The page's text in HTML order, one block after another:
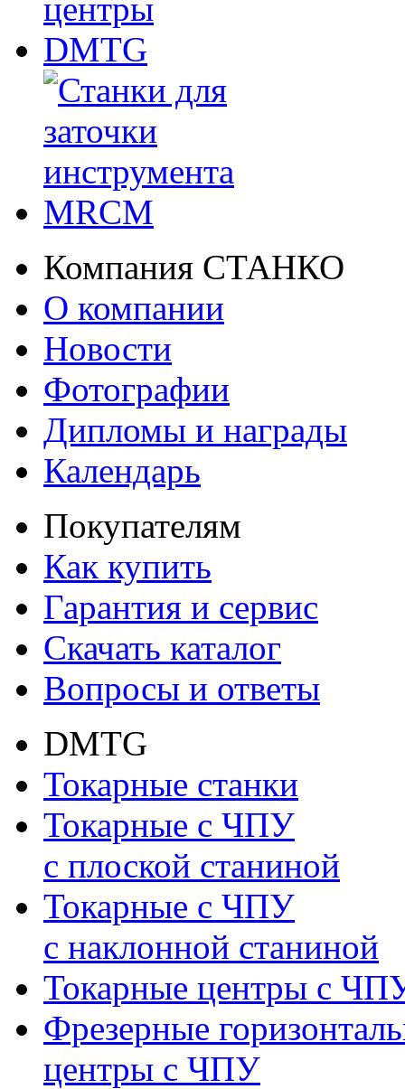
Компания СТАНКО
О компании
Новости
Фотографии
Дипломы и награды
Календарь
Покупателям
Как купить
Гарантия и сервис
Скачать каталог
Вопросы и ответы
DMTG
Токарные станки
Токарные с ЧПУ
с плоской станиной
Токарные с ЧПУ
с наклонной станиной
Токарные центры с
Фрезерные
центры с ЧПУ